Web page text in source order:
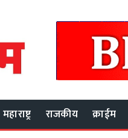
महाराष्ट्र राजकीय क्राईम